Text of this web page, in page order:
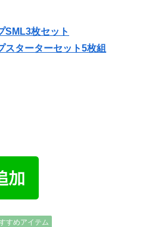
SML3枚セット
スターターセット5枚組
すめアイテム